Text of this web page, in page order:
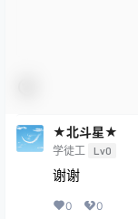
★北斗星★
学徒工 Lv0
谢谢
0 0